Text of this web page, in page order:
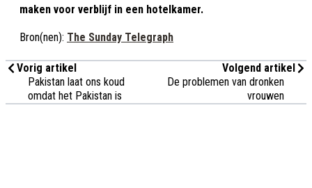
maken voor verblijf in een hotelkamer.
Bron(nen): The Sunday Telegraph
Vorig artikel
Pakistan laat ons koud
omdat het Pakistan is
Volgend artikel
De problemen van dronken
vrouwen